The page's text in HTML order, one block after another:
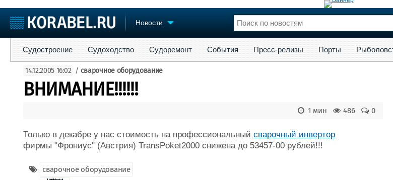
Новости
Судостроение
Пульс
Новости
Крюинг
Журнал
Торговая площадка
Доска объявлений
Продажа флота
Услуги
Конференции
Флот
Все службы
Судостроение Судоходство Судоремонт События Пресс-релизы Порты
14.12.2005 16:02 / сварочное оборудование
ВНИМАНИЕ!!!!!!
0
486
1 мин
Только в декабре у нас стоимость на профессиональный сварочный инвертор
фирмы "Фрониус" (Австрия) TransPoket2000 снижена до 53457-00 рублей!!!
сварочное оборудование